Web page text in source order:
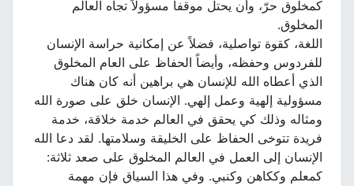
كمخلوق حرّ، وأن يحتل موقفاً مسؤولاً تجاه العالم
المخلوق.
اللغة، كقوة تواصلية، فضلاً عن إمكانية حراسة الإنسان
للفردوس وحفظه، وأيضاً الحفاظ على العام المخلوق
الذي أعطاه الله للإنسان هي براهين أنه كان هناك
مسؤولية إلهية وعمل إلهي. الإنسان خلق على صورة الله
ومثاله وذلك كي يحقق في العالم خدمة خلاقة، خدمة
فريدة تتوخى الحفاظ على الخليقة وسلامتها. لقد دعا الله
الإنسان إلى العمل في العالم المخلوق على صعد ثلاثة:
كمعلم وككاهن وكنبي. وفي هذا السياق فإن مهمة